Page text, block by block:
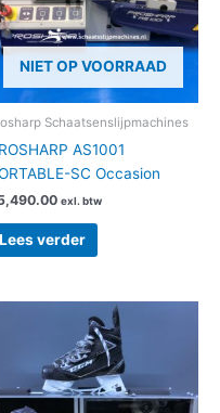
NIET OP VOORRAAD
Schaatsenslijpmachines
AS1001
SC Occasion
exl. btw
Lees verder